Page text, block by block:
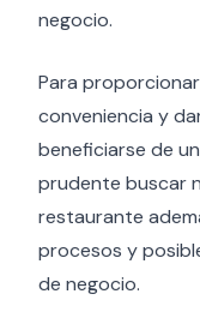
negocio.
Para
conveniencia y
beneficiarse de
prudente buscar
restaurante
procesos y
de negocio.